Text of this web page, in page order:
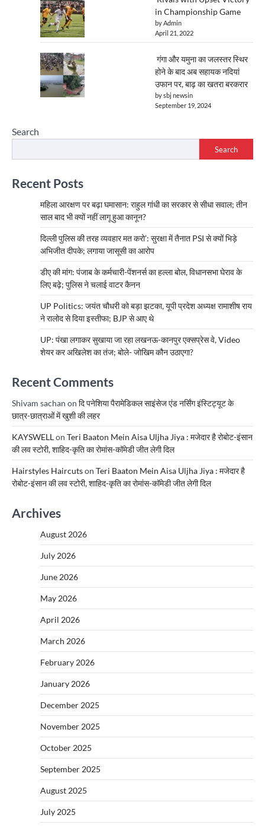
in Championship Game
by Admin
April 21, 2022
गंगा और यमुना का जलस्तर स्थिर
होने के बाद अब सहायक नदियां
उफान पर, बाढ़ का खतरा बरकरार
by sbj newsin
September 19, 2024
Search
Search
Recent Posts
महिला आरक्षण पर बढ़ा घमासान: राहुल गांधी का सरकार से सीधा सवाल; तीन
साल बाद भी क्यों नहीं लागू हुआ कानून?
दिल्ली पुलिस की तरह व्यवहार मत करो’: सुरक्षा में तैनात PSI से क्यों भिड़े
अभिजीत दीपके; लगाया जासूसी का आरोप
डीए की मांग: पंजाब के कर्मचारी-पेंशनर्स का हल्ला बोल, विधानसभा घेराव के
लिए बढ़े; पुलिस ने चलाई वाटर कैनन
UP Politics: जयंत चौधरी को बड़ा झटका, यूपी प्रदेश अध्यक्ष रामाशीष राय
ने रालोद से दिया इस्तीफा; BJP से आए थे
UP: पंखा लगाकर सुखाया जा रहा लखनऊ-कानपुर एक्सप्रेस वे, Video
शेयर कर अखिलेश का तंज; बोले- जोखिम कौन उठाएगा?
Recent Comments
Shivam sachan on दि पनेशिया पैरामेडिकल साइंसेज एंड नर्सिंग इंस्टिट्यूट के
छात्र-छात्राओं में खुशी की लहर
KAYSWELLon Teri Baaton Mein Aisa Uljha Jiya : मजेदार है रोबोट-इंसान
की लव स्टोरी, शाहिद-कृति का रोमांस-कॉमेडी जीत लेगी दिल
Hairstyles Haircutson Teri Baaton Mein Aisa Uljha Jiya : मजेदार है
रोबोट-इंसान की लव स्टोरी, शाहिद-कृति का रोमांस-कॉमेडी जीत लेगी दिल
Archives
August 2026
July 2026
June 2026
May 2026
April 2026
March 2026
February 2026
January 2026
December 2025
November 2025
October 2025
September 2025
August 2025
July 2025